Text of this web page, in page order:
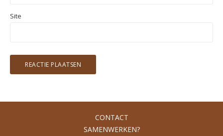
Site
CONTACT
SAMENWERKEN?